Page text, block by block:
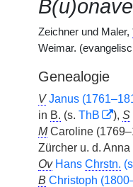
Zeichner und Maler,
Weimar.
Genealogie
V Janus
in B. (s. ThB ), S
MCaroline
Zürcher u. d. Anna
Ov Hans Chrstn.
B Christoph